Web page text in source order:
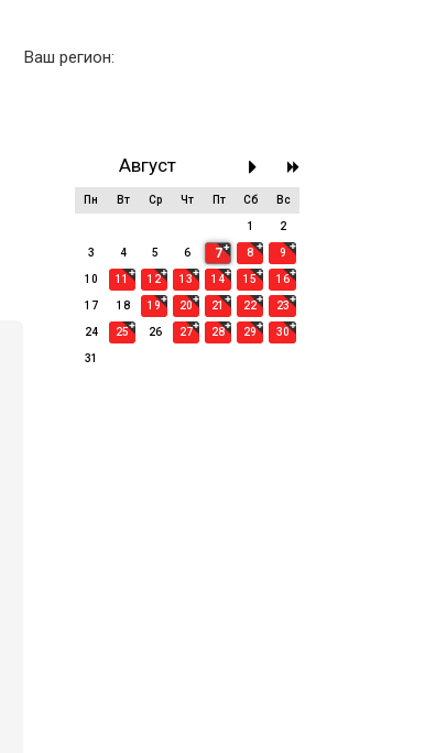
Ваш регион:
Август
Пн Вт Ср Чт Пт Сб Вс
1 2
3 4 5 6 7 8 9
10 11 12 13 14 15 16
17 18 19 20 21 22 23
24 25 26 27 28 29 30
31